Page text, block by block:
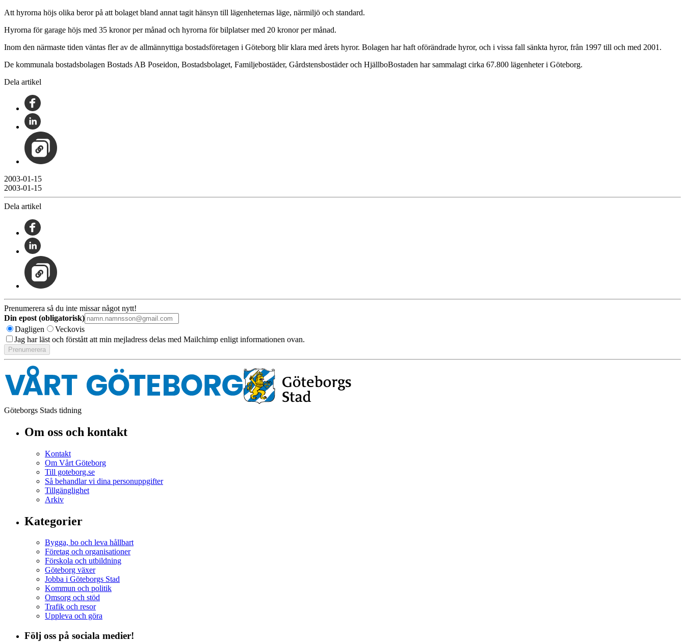
Att hyrorna höjs olika beror på att bolaget bland annat tagit hänsyn till lägenheternas läge, närmiljö och standard.
Hyrorna för garage höjs med 35 kronor per månad och hyrorna för bilplatser med 20 kronor per månad.
Inom den närmaste tiden väntas fler av de allmännyttiga bostadsföretagen i Göteborg blir klara med årets hyror. Bolagen har haft oförändrade hyror, och i vissa fall sänkta hyror, från 1997 till och med 2001.
De kommunala bostadsbolagen Bostads AB Poseidon, Bostadsbolaget, Familjebostäder, Gårdstensbostäder och HjällboBostaden har sammalagt cirka 67.800 lägenheter i Göteborg.
Dela artikel
2003-01-15
2003-01-15
Dela artikel
Prenumerera så du inte missar något nytt!
Din epost (obligatorisk)
Dagligen
Veckovis
Jag har läst och förstått att min mejladress delas med Mailchimp enligt informationen ovan.
Göteborgs Stads tidning
Om oss och kontakt
Kontakt
Om Vårt Göteborg
Till goteborg.se
Så behandlar vi dina personuppgifter
Tillgänglighet
Arkiv
Kategorier
Bygga, bo och leva hållbart
Företag och organisationer
Förskola och utbildning
Göteborg växer
Jobba i Göteborgs Stad
Kommun och politik
Omsorg och stöd
Trafik och resor
Uppleva och göra
Följ oss på sociala medier!